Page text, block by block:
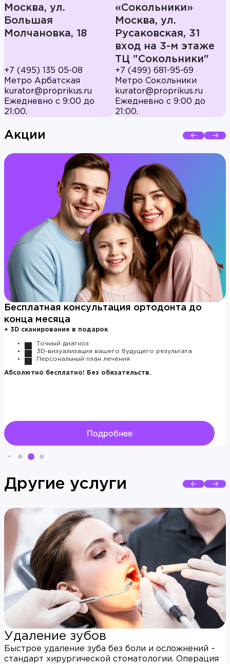
Москва, ул.
Большая
Молчановка, 18
+7 (495) 135 05-08
Метро Арбатская
kurator@proprikus.ru
Ежедневно с 9:00 до
21:00.
«Сокольники»
Москва, ул.
Русаковская, 31
вход на 3-м этаже
ТЦ "Сокольники"
+7 (499) 681-95-69
Метро Сокольники
kurator@proprikus.ru
Ежедневно с 9:00 до
21:00.
Акции
Бесплатная консультация ортодонта до
конца месяца
+ 3D сканирование в подарок
Точный диагноз
3D-визуализация вашего будущего результата
Персональный план лечения
Абсолютно бесплатно! Без обязательств.
Подробнее
Другие услуги
Удаление зубов
Быстрое удаление зуба без боли и осложнений –
стандарт хирургической стоматологии. Операция